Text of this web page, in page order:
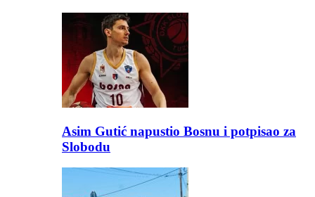
Asim Gutić napustio Bosnu i potpisao za
Slobodu